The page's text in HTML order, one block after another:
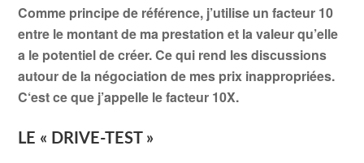
Comme principe de référence, j’utilise un facteur 10
entre le montant de ma prestation et la valeur qu’elle
a le potentiel de créer. Ce qui rend les discussions
autour de la négociation de mes prix inappropriées.
C‘est ce que j’appelle le facteur 10X.
LE « DRIVE-TEST »